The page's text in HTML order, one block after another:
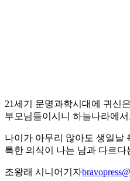
21세기 문명과학시대에 귀신
부모님들이시니 하늘나라에
나이가 아무리 많아도 생일날
특한 의식이 나는 남과 다르
조왕래 시니어기자